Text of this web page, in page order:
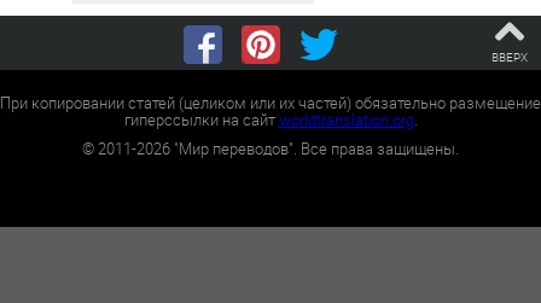
ВВЕРХ
При копировании статей (целиком или их частей) обязательно размещение
гиперссылки на сайтworldtranslation.org.
©2011-2026 "Мир переводов". Все права защищены.